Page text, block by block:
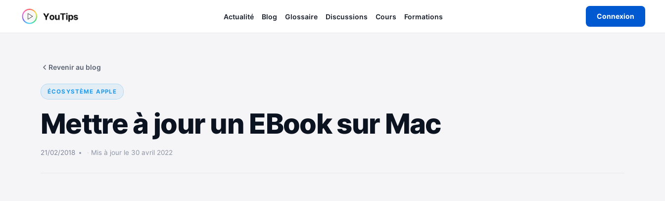
Actualité Blog Glossaire Discussions Cours Formations Connexion
Revenir au blog
ÉCOSYSTÈME APPLE
Mettre à jour un EBook sur Mac
21/02/2018 Mis à jour le 30 avril 2022